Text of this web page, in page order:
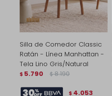
Silla de Comedor Classic
Ratán - Línea Manhattan -
Tela Lino Gris/Natural
$ 5.790 $ 8.190
$ 4.053